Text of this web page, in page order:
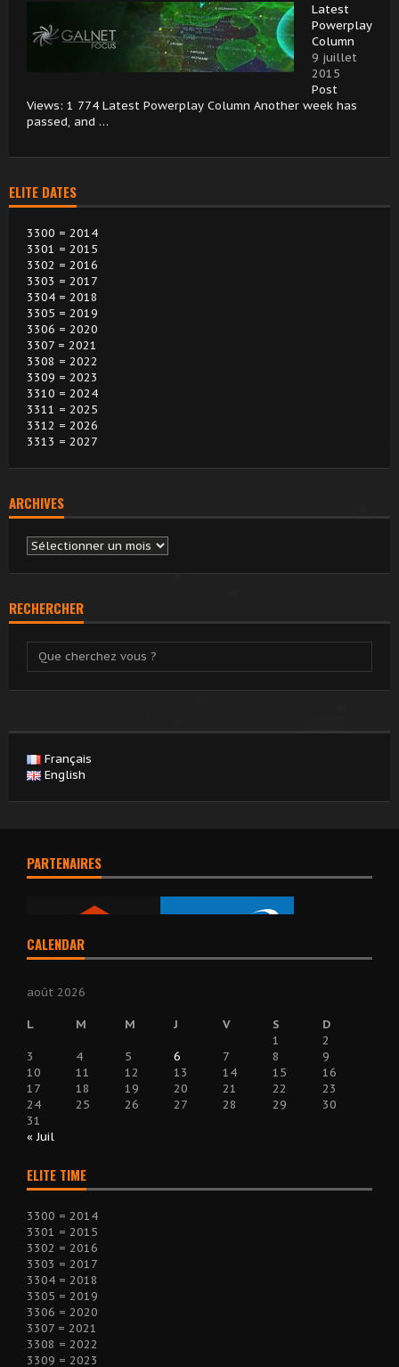
Latest
Powerplay
Column
9 juillet
2015
Post
Views: 1 774 Latest Powerplay Column Another week has
passed, and …
ELITE DATES
3300 = 2014
3301 = 2015
3302 = 2016
3303 = 2017
3304 = 2018
3305 = 2019
3306 = 2020
3307 = 2021
3308 = 2022
3309 = 2023
3310 = 2024
3311 = 2025
3312 = 2026
3313 = 2027
ARCHIVES
Archives
RECHERCHER
Français
English
PARTENAIRES
CALENDAR
août 2026
L M M J V S
D
1
2
3
4 5 6 7 8
9
10
11 12 13 14 15
16
17
18 19 20 21 22
23
24
25 26 27 28 29
30
31
« Juil
ELITE TIME
3300 = 2014
3301 = 2015
3302 = 2016
3303 = 2017
3304 = 2018
3305 = 2019
3306 = 2020
3307 = 2021
3308 = 2022
3309 = 2023